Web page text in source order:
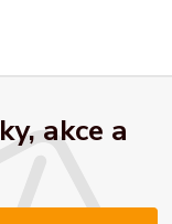
akce a